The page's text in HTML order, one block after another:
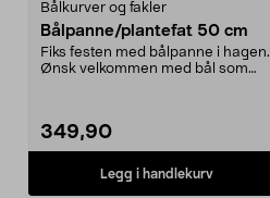
Bålkurver og fakler
Bålpanne/plantefat 50 cm
Fiks festen med bålpanne i hagen.
Ønsk velkommen med bål som
349,90
Legg i handlekurv